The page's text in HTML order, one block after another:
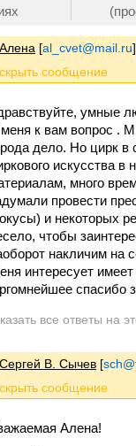
Алена [al_cvet@mail.ru]
умные
к вам вопрос .
дело. Но цирк в
искусства
много
провести
и некоторых
чтобы
накличим на
интересует
спасибо
все ответы на
Сергей В. Сычев [
Алена!